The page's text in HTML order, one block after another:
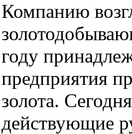
Компанию
году
предприятия
золота.
действующие